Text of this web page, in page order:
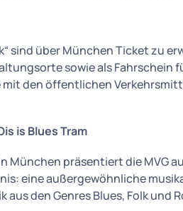
sind über München Ticket zu
sowie als Fahrschein
mit den öffentlichen
is Blues Tram
München präsentiert die MVG
eine außergewöhnliche
den Genres Blues, Folk und